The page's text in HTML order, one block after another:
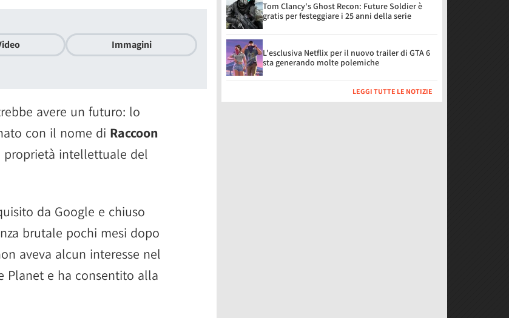
Immagini
avere un futuro: lo
con il nome di Raccoon
proprietà intellettuale del
da Google e chiuso
brutale pochi mesi dopo
aveva alcun interesse nel
Planet e ha consentito alla
Tom Clancy's Ghost Recon: Future Soldier è
gratis per festeggiare i 25 anni della serie
L'esclusiva Netflix per il nuovo trailer di GTA 6
sta generando molte polemiche
LEGGI TUTTE LE NOTIZIE